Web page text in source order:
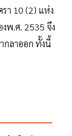
า 10 (2) แห่ง
พ.ศ. 2535 จึง
กลาออก ทั้งนี้